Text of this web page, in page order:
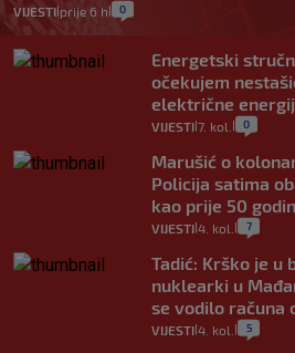
VIJESTI prije 6 h 0
Energetski
očekujem
električne
VIJESTI 7. kol. 0
Marušić o
Policija satima
kao prije 50
VIJESTI 4. kol. 7
Tadić: Krško je u
nuklearki u
se vodilo računa
VIJESTI 4. kol. 5